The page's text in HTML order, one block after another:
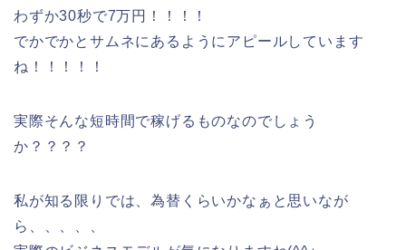
わずか30秒で7万円！！！！
でかでかとサムネにあるようにアピールしています
ね！！！！！
実際そんな短時間で稼げるものなのでしょう
か？？？？
私が知る限りでは、為替くらいかなぁと思いなが
ら、、、、、